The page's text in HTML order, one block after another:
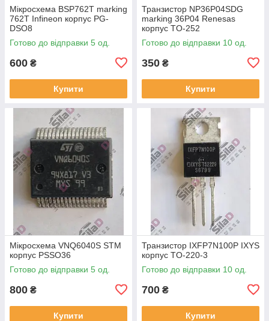
Мікросхема BSP762T marking
762T Infineon корпус PG-
DSO8
Готово до відправки 5 од.
600 ₴
Купити
Транзистор NP36P04SDG
marking 36P04 Renesas
корпус TO-252
Готово до відправки 10 од.
350 ₴
Купити
Мікросхема VNQ6040S STM
корпус PSSO36
Готово до відправки 5 од.
800 ₴
Купити
Транзистор IXFP7N100P IXYS
корпус TO-220-3
Готово до відправки 10 од.
700 ₴
Купити